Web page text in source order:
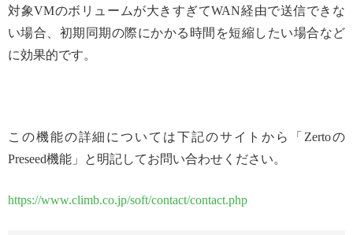
対象VMのボリュームが大きすぎてWAN経由で送信できな
い場合、初期同期の際にかかる時間を短縮したい場合など
に効果的です。
この機能の詳細については下記のサイトから「Zertoの
Preseed機能」と明記してお問い合わせください。
https://www.climb.co.jp/soft/contact/contact.php